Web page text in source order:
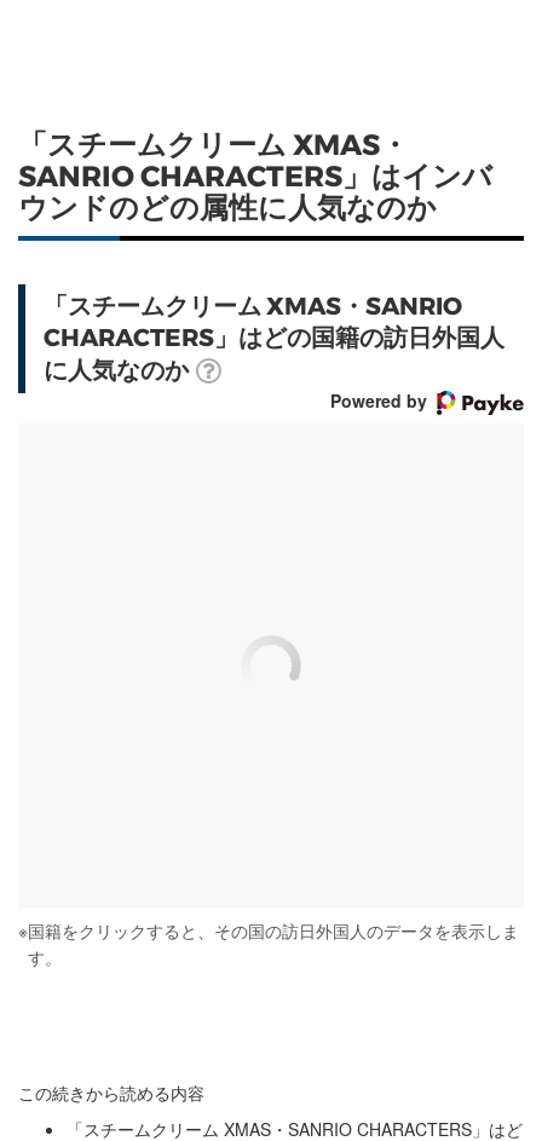
「スチームクリーム XMAS・
SANRIO CHARACTERS」はインバ
ウンドのどの属性に人気なのか
「スチームクリーム XMAS・SANRIO
CHARACTERS」はどの国籍の訪日外国人
に人気なのか
Powered by
※国籍をクリックすると、その国の訪日外国人のデータを表示しま
す。
この続きから読める内容
「スチームクリーム XMAS・SANRIO CHARACTERS」はど